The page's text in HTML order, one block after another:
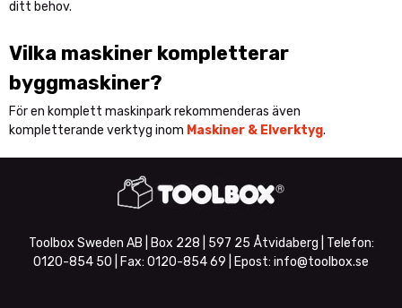
ditt behov.
Vilka maskiner kompletterar
byggmaskiner?
För en komplett maskinpark rekommenderas även
kompletterande verktyg inom Maskiner & Elverktyg.
Toolbox Sweden AB | Box 228 | 597 25 Åtvidaberg | Telefon:
0120-854 50 | Fax: 0120-854 69 | Epost: info@toolbox.se